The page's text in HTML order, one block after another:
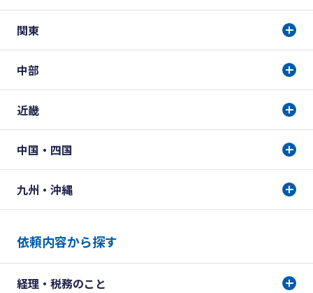
関東
中部
近畿
中国・四国
九州・沖縄
依頼内容から探す
経理・税務のこと